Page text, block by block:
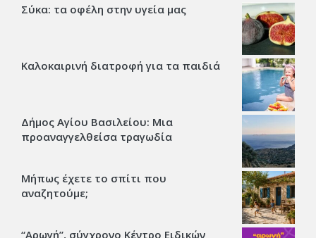
Σύκα: τα οφέλη στην υγεία μας
Καλοκαιρινή διατροφή για τα παιδιά
Δήμος Αγίου Βασιλείου: Μια
προαναγγελθείσα τραγωδία
Μήπως έχετε το σπίτι που
αναζητούμε;
“Αρωγή”, σύγχρονο Κέντρο Ειδικών